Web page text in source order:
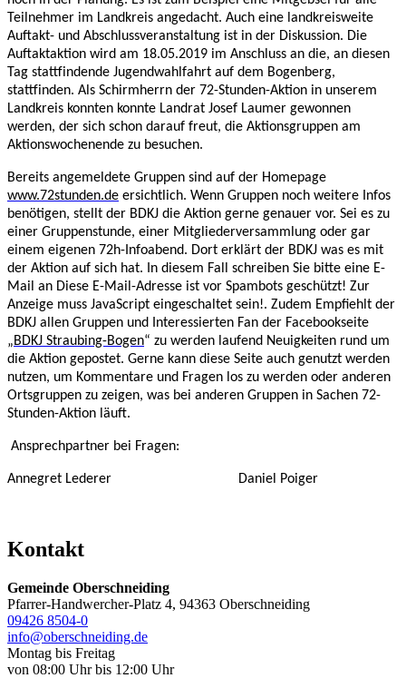
Teilnehmer im Landkreis angedacht. Auch eine landkreisweite
Auftakt- und Abschlussveranstaltung ist in der Diskussion. Die
Auftaktaktion wird am 18.05.2019 im Anschluss an die, an diesen
Tag stattfindende Jugendwahlfahrt auf dem Bogenberg,
stattfinden. Als Schirmherrn der 72-Stunden-Aktion in unserem
Landkreis konnten konnte Landrat Josef Laumer gewonnen
werden, der sich schon darauf freut, die Aktionsgruppen am
Aktionswochenende zu besuchen.
Bereits angemeldete Gruppen sind auf der Homepage
www.72stunden.de ersichtlich. Wenn Gruppen noch weitere Infos
benötigen, stellt der BDKJ die Aktion gerne genauer vor. Sei es zu
einer Gruppenstunde, einer Mitgliederversammlung oder gar
einem eigenen 72h-Infoabend. Dort erklärt der BDKJ was es mit
der Aktion auf sich hat. In diesem Fall schreiben Sie bitte eine E-
Mail an Diese E-Mail-Adresse ist vor Spambots geschützt! Zur
Anzeige muss JavaScript eingeschaltet sein!. Zudem Empfiehlt der
BDKJ allen Gruppen und Interessierten Fan der Facebookseite
„BDKJ Straubing-Bogen“ zu werden laufend Neuigkeiten rund um
die Aktion gepostet. Gerne kann diese Seite auch genutzt werden
nutzen, um Kommentare und Fragen los zu werden oder anderen
Ortsgruppen zu zeigen, was bei anderen Gruppen in Sachen 72-
Stunden-Aktion läuft.
Ansprechpartner bei Fragen:
Annegret Lederer Daniel Poiger
Kontakt
Gemeinde Oberschneiding
Pfarrer-Handwercher-Platz 4, 94363 Oberschneiding
09426 8504-0
info@oberschneiding.de
Montag bis Freitag
von 08:00 Uhr bis 12:00 Uhr